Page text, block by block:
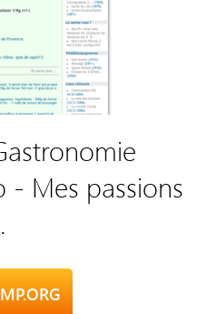
- Mes passions